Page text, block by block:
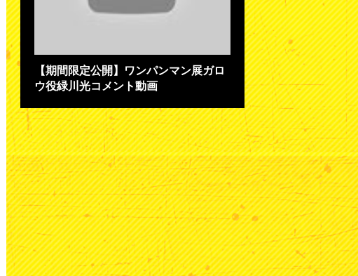
【期間限定公開】ワンパンマン展ガロ
ウ役緑川光コメント動画